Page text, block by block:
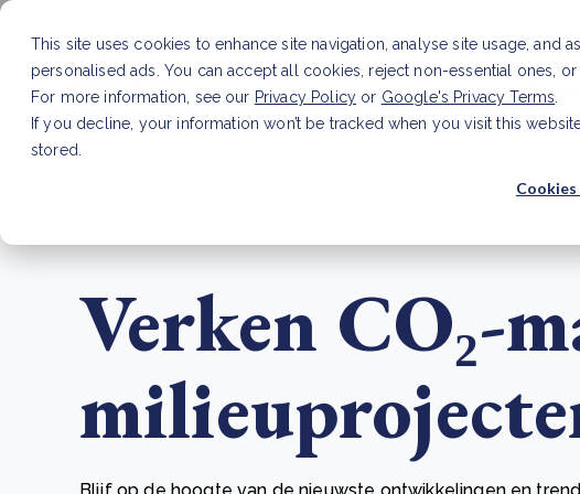
This site uses cookies to enhance site navigation, analyse site usage, and
personalised ads. You can accept all cookies, reject non-essential ones,
For more information, see our Privacy Policy or Google's Privacy Terms
If you decline, your information won’t be tracked when you visit this
stored.
Diensten &
CSRD en uw positie als leverancier:
Verken CO₂-